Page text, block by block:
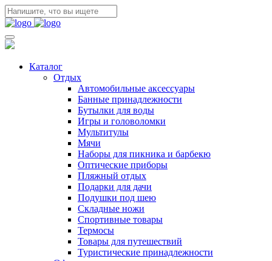
Каталог
Отдых
Автомобильные аксессуары
Банные принадлежности
Бутылки для воды
Игры и головоломки
Мультитулы
Мячи
Наборы для пикника и барбекю
Оптические приборы
Пляжный отдых
Подарки для дачи
Подушки под шею
Складные ножи
Спортивные товары
Термосы
Товары для путешествий
Туристические принадлежности